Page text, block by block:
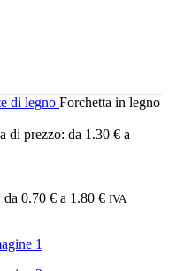
di legno Forchetta in legno
di prezzo: da 1.30 € a
da 0.70 € a 1.80 € IVA